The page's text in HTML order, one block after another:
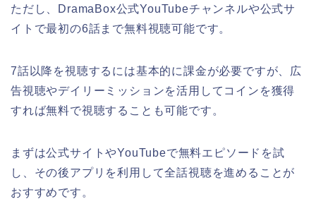
ただし、DramaBox公式YouTubeチャンネルや公式サ
イトで最初の6話まで無料視聴可能です。
7話以降を視聴するには基本的に課金が必要ですが、広
告視聴やデイリーミッションを活用してコインを獲得
すれば無料で視聴することも可能です。
まずは公式サイトやYouTubeで無料エピソードを試
し、その後アプリを利用して全話視聴を進めることが
おすすめです。